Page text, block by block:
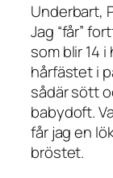
Underbart,
Jag “får”
som blir 14
hårfästet i
sådär sött
babydoft.
får jag en
bröstet.